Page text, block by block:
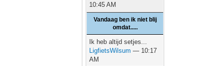
10:45 AM
Vandaag ben ik niet blij
omdat.....
Ik heb altijd setjes...
LigfietsWilsum — 10:17
AM